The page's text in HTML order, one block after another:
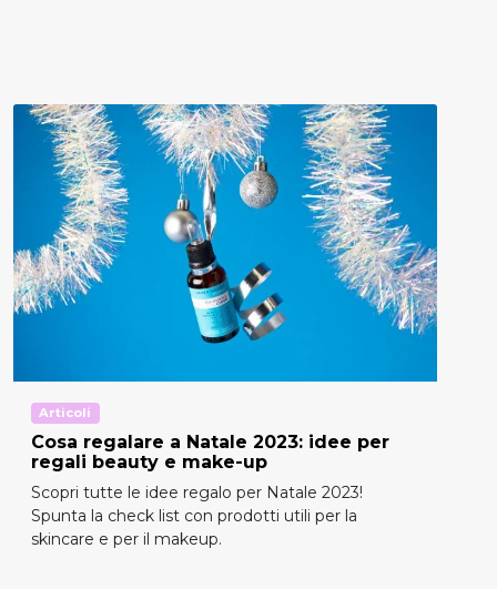
Articoli
Cosa regalare a Natale 2023: idee per
regali beauty e make-up
Scopri tutte le idee regalo per Natale 2023!
Spunta la check list con prodotti utili per la
skincare e per il makeup.